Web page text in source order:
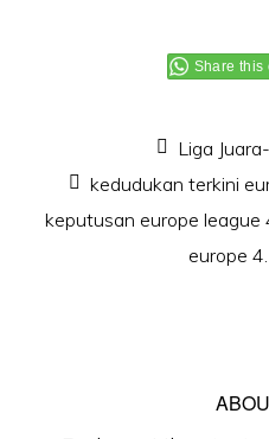
Share this
Liga
kedudukan terkini
keputusan europe league
europe